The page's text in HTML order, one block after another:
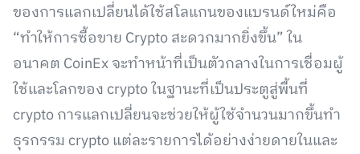
ของการแลกเปลี่ยนได้ใช้สโลแกนของแบรนด์ใหม่คือ
“ทำให้การซื้อขาย Crypto สะดวกมากยิ่งขึ้น” ใน
อนาคต CoinEx จะทำหน้าที่เป็นตัวกลางในการเชื่อมผู้
ใช้และโลกของ crypto ในฐานะที่เป็นประตูสู่พื้นที่
crypto การแลกเปลี่ยนจะช่วยให้ผู้ใช้จำนวนมากขึ้นทำ
ธุรกรรม crypto แต่ละรายการได้อย่างง่ายดายในและ